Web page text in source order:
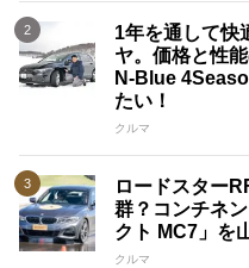
1年を通して快
ヤ。価格と性
N-Blue
たい！
クルマ
ロードスター
群？コンチネ
クト MC7」を
クルマ